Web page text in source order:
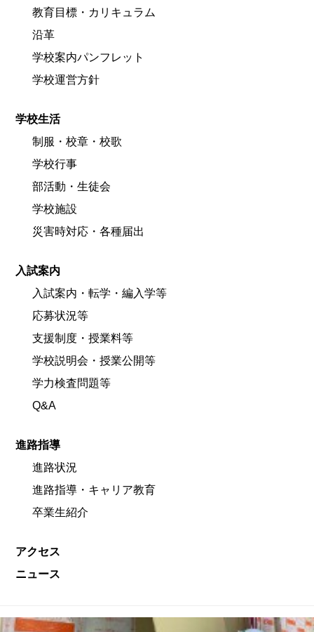
教育目標・カリキュラム
沿革
学校案内パンフレット
学校運営方針
学校生活
制服・校章・校歌
学校行事
部活動・生徒会
学校施設
災害時対応・各種届出
入試案内
入試案内・転学・編入学等
応募状況等
支援制度・授業料等
学校説明会・授業公開等
学力検査問題等
Q&A
進路指導
進路状況
進路指導・キャリア教育
卒業生紹介
アクセス
ニュース